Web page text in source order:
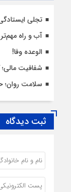
تجلی
آب و راه
الوعده وفا!
شفافیت
سلامت روان؛
ثبت دیدگاه